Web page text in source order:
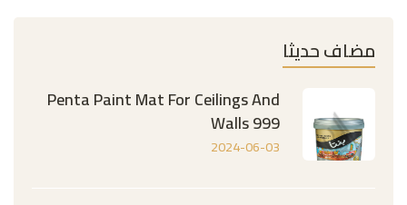
مضاف حديثا
Penta Paint Mat For Ceilings And
Walls 999
2024-06-03